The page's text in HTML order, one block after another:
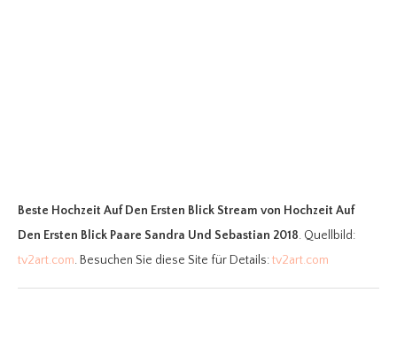
Beste Hochzeit Auf Den Ersten Blick Stream von Hochzeit Auf
Den Ersten Blick Paare Sandra Und Sebastian 2018. Quellbild:
tv2art.com. Besuchen Sie diese Site für Details:tv2art.com